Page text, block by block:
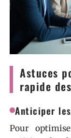
Astuces
rapide
Anticiper
Pour